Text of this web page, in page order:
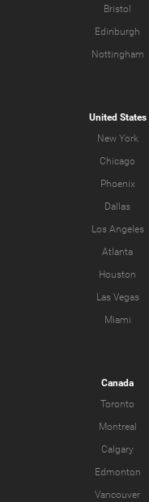
Bristol
Edinburgh
Nottingham
United States
New York
Chicago
Phoenix
Dallas
Los Angeles
Atlanta
Houston
Las Vegas
Miami
Canada
Toronto
Montreal
Calgary
Edmonton
Vancouver